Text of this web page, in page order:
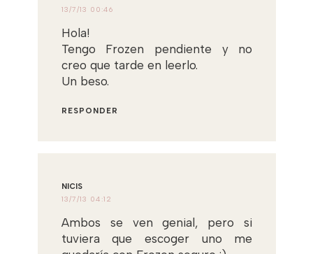
13/7/13 00:46
Hola!
Tengo Frozen pendiente y no
creo que tarde en leerlo.
Un beso.
RESPONDER
NICIS
13/7/13 04:12
Ambos se ven genial, pero si
tuviera que escoger uno me